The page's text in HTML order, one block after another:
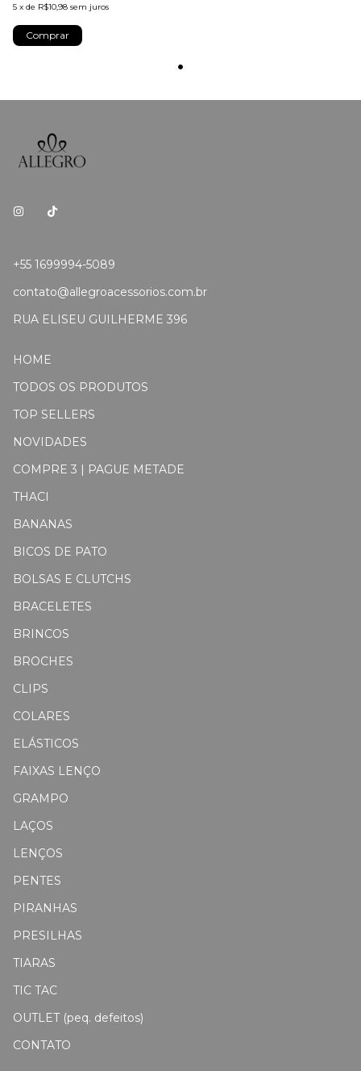
5 x de R$10,98 sem juros
Comprar
+55 1699994-5089
contato@allegroacessorios.com.br
RUA ELISEU GUILHERME 396
HOME
TODOS OS PRODUTOS
TOP SELLERS
NOVIDADES
COMPRE 3 | PAGUE METADE
THACI
BANANAS
BICOS DE PATO
BOLSAS E CLUTCHS
BRACELETES
BRINCOS
BROCHES
CLIPS
COLARES
ELÁSTICOS
FAIXAS LENÇO
GRAMPO
LAÇOS
LENÇOS
PENTES
PIRANHAS
PRESILHAS
TIARAS
TIC TAC
OUTLET (peq. defeitos)
CONTATO